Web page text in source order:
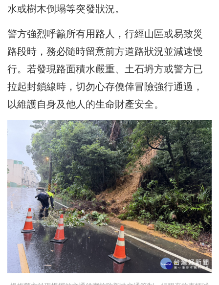
水或樹木倒塌等突發狀況。
警方強烈呼籲所有用路人，行經山區或易致災
路段時，務必隨時留意前方道路狀況並減速慢
行。若發現路面積水嚴重、土石坍方或警方已
拉起封鎖線時，切勿心存僥倖冒險強行通過，
以維護自身及他人的生命財產安全。